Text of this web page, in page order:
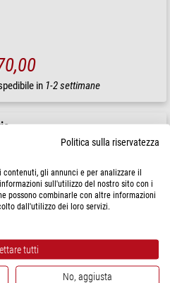
in 1-2 settimane
per BA-310METPolitica sulla riservatezza
gli annunci e per analizzare il
sull'utilizzo del nostro sito con i
possono combinarle con altre informazioni
dall'utilizzo dei loro servizi.
tutti
No, aggiusta